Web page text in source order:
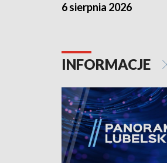
6 sierpnia 2026
INFORMACJE